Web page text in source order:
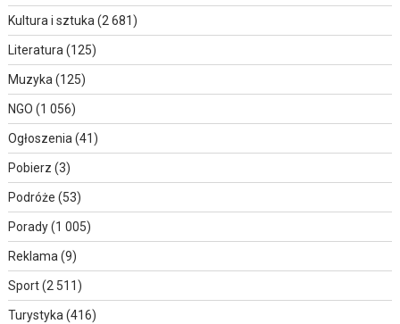
Kultura i sztuka(2 681)
Literatura(125)
Muzyka(125)
NGO (1 056)
Ogłoszenia(41)
Pobierz (3)
Podróże (53)
Porady(1 005)
Reklama(9)
Sport(2 511)
Turystyka(416)